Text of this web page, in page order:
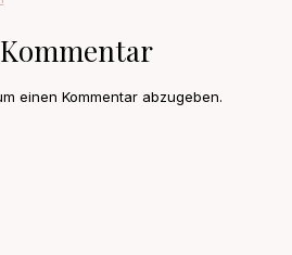
einen Kommentar abzugeben.